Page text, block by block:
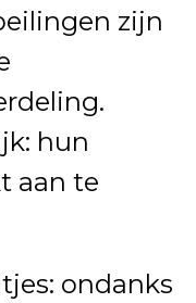
zijn
hun
aan te
ondanks